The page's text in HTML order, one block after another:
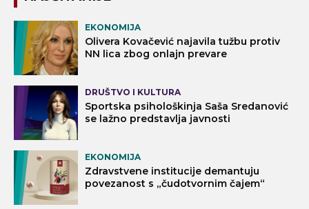
EKONOMIJA
Olivera Kovačević najavila tužbu protiv
NN lica zbog onlajn prevare
DRUŠTVO I KULTURA
Sportska psihološkinja Saša Sredanović
se lažno predstavlja javnosti
EKONOMIJA
Zdravstvene institucije demantuju
povezanost s „čudotvornim čajem“